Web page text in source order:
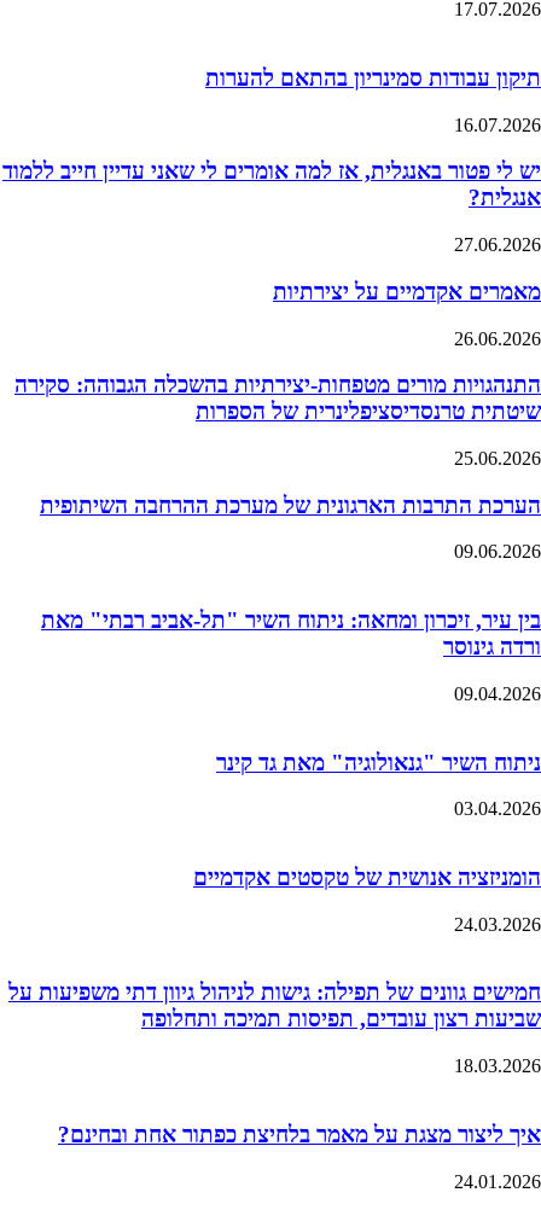
17.07.2026
תיקון עבודות סמינריון בהתאם להערות
16.07.2026
יש לי פטור באנגלית, אז למה אומרים לי שאני עדיין חייב ללמוד
אנגלית?
27.06.2026
מאמרים אקדמיים על יצירתיות
26.06.2026
התנהגויות מורים מטפחות-יצירתיות בהשכלה הגבוהה: סקירה
שיטתית טרנסדיסציפלינרית של הספרות
25.06.2026
הערכת התרבות הארגונית של מערכת ההרחבה השיתופית
09.06.2026
בין עיר, זיכרון ומחאה: ניתוח השיר "תל-אביב רבתי" מאת
ורדה גינוסר
09.04.2026
ניתוח השיר "גנאולוגיה" מאת גד קינר
03.04.2026
הומניזציה אנושית של טקסטים אקדמיים
24.03.2026
חמישים גוונים של תפילה: גישות לניהול גיוון דתי משפיעות על
שביעות רצון עובדים, תפיסות תמיכה ותחלופה
18.03.2026
איך ליצור מצגת על מאמר בלחיצת כפתור אחת ובחינם?
24.01.2026